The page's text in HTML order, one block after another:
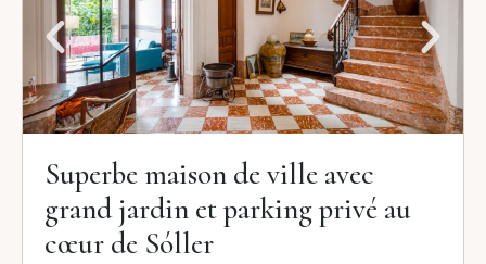
Superbe maison de ville avec
grand jardin et parking privé au
cœur de Sóller